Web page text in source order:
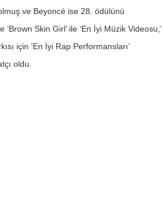
ve Beyoncé ise 28. ödülünü
Skin Girl’ ile ‘En İyi Müzik Videosu,’
için ‘En İyi Rap Performansları’
oldu.